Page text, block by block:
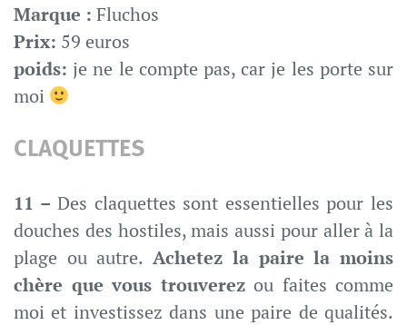
Marque : Fluchos
Prix: 59 euros
poids: je ne le compte pas, car je les porte sur
moi
CLAQUETTES
11 –Des claquettes sont essentielles pour les
douches des hostiles, mais aussi pour aller à la
plage ou autre.Achetez la paire la moins
chère que vous trouverezou faites comme
moi et investissez dans une paire de qualités.